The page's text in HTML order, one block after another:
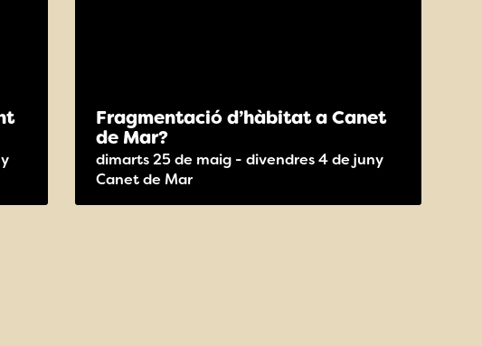
Fragmentació d’hàbitat a Canet
de Mar?
dimarts 25 de maig - divendres 4 de juny
Canet de Mar